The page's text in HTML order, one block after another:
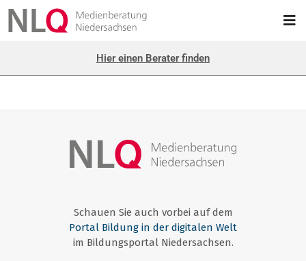
Hier einen Berater finden
Schauen Sie auch vorbei auf dem
Portal Bildung in der digitalen Welt
im Bildungsportal Niedersachsen.